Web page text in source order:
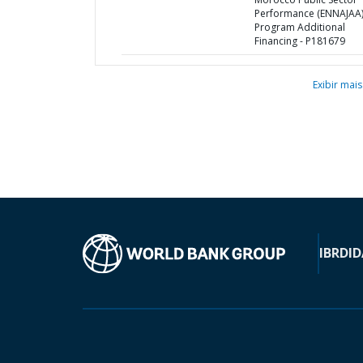
Performance (ENNAJAA)
Program Additional
Financing - P181679
Exibir mais
IBRD